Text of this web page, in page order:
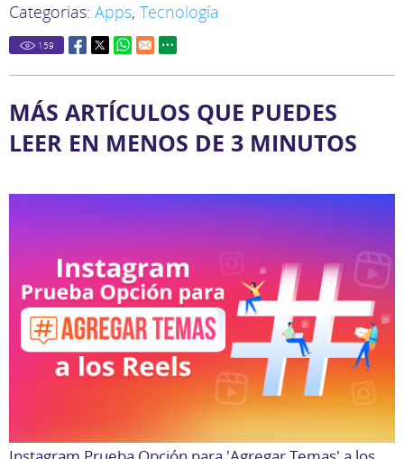
Categorias: Apps, Tecnología
159
MÁS ARTÍCULOS QUE PUEDES
LEER EN MENOS DE 3 MINUTOS